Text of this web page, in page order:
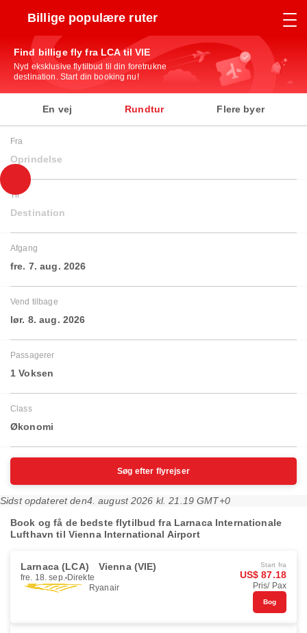
Billige populære ruter
Find billige fly fra LCA til VIE
Nyd eksklusive flytilbud til din foretrukne
destination. Start din booking nu!
En vej Rundtur Flere byer
Fra
Oprindelse
Til
Destination
Afgang
fre. 7. aug. 2026
Vend tilbage
lør. 8. aug. 2026
Passagerer
1 Voksen
Class
Økonomi
Søg efter flyrejser
Sidst opdateret den4. august 2026 kl. 21.19 GMT+0
Book og få de bedste flytilbud fra Larnaca Internationale
Lufthavn til Vienna International Airport
Larnaca (LCA) Vienna (VIE)
fre. 18. sep. Direkte
Ryanair
Start fra
US$ 87.18
Pris/ Pax
Bog